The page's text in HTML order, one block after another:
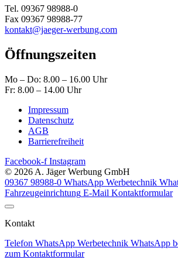
Tel. 09367 98988-0
Fax 09367 98988-77
kontakt@jaeger-werbung.com
Öffnungszeiten
Mo – Do: 8.00 – 16.00 Uhr
Fr: 8.00 – 14.00 Uhr
Impressum
Datenschutz
AGB
Barrierefreiheit
Facebook-f Instagram
© 2026 A. Jäger Werbung GmbH
09367 98988-0 WhatsApp Werbetechnik
Fahrzeugeinrichtung E-Mail Kontaktformular
Kontakt
Telefon WhatsApp Werbetechnik WhatsApp
zum Kontaktformular